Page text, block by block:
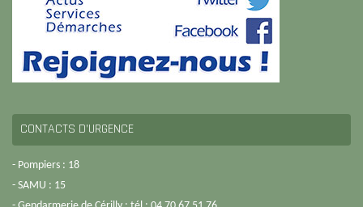
CONTACTS D’URGENCE
- Pompiers : 18
- SAMU : 15